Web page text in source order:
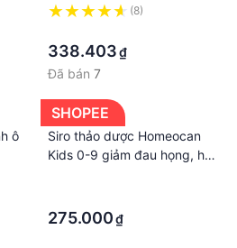
(8)
338.403₫
Đã bán 7
ô
SHOPEE
Siro thảo dược Homeocan
Kids 0-9 giảm đau họng, ho,
275.000₫